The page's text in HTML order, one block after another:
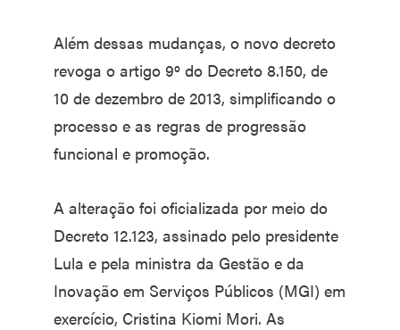
Além dessas mudanças, o novo decreto
revoga o artigo 9º do Decreto 8.150, de
10 de dezembro de 2013, simplificando o
processo e as regras de progressão
funcional e promoção.
A alteração foi oficializada por meio do
Decreto 12.123, assinado pelo presidente
Lula e pela ministra da Gestão e da
Inovação em Serviços Públicos (MGI) em
exercício, Cristina Kiomi Mori. As